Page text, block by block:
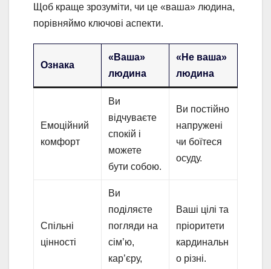
Щоб краще зрозуміти, чи це «ваша» людина,
порівняймо ключові аспекти.
Ознака
«Ваша»
людина
«Не ваша»
людина
Емоційний
комфорт
Ви
відчуваєте
спокій і
можете
бути собою.
Ви постійно
напружені
чи боїтеся
осуду.
Спільні
цінності
Ви
поділяєте
погляди на
сім’ю,
кар’єру,
Ваші цілі та
пріоритети
кардинальн
о різні.